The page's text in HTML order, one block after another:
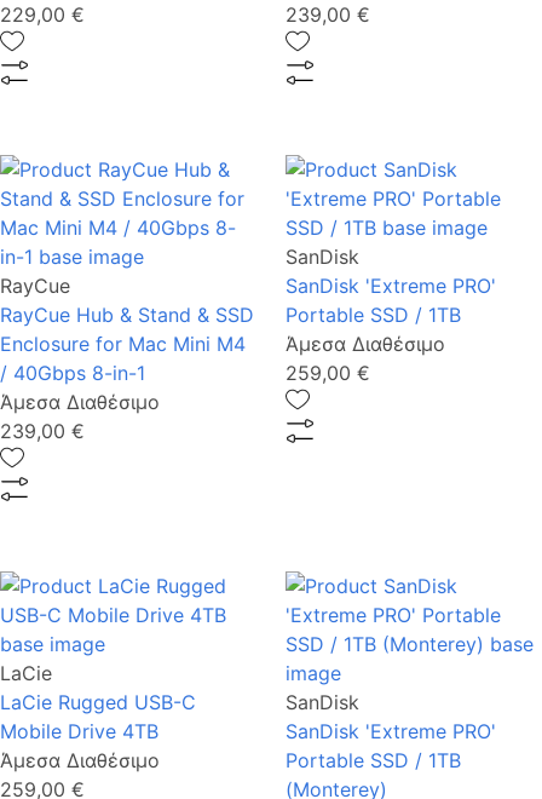
229,00 €
239,00 €
RayCue
RayCue Hub & Stand & SSD
Enclosure for Mac Mini M4
/ 40Gbps 8-in-1
Άμεσα Διαθέσιμο
239,00 €
SanDisk
SanDisk 'Extreme PRO'
Portable SSD / 1ΤΒ
Άμεσα Διαθέσιμο
259,00 €
LaCie
LaCie Rugged USB-C
Mobile Drive 4TB
Άμεσα Διαθέσιμο
259,00 €
SanDisk
SanDisk 'Extreme PRO'
Portable SSD / 1ΤΒ
(Monterey)